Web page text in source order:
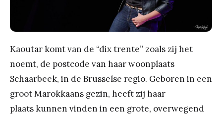
Kaoutar komt van de “dix trente” zoals zij het
noemt, de postcode van haar woonplaats
Schaarbeek, in de Brusselse regio. Geboren in een
groot Marokkaans gezin, heeft zij haar
plaats kunnen vinden in een grote, overwegend